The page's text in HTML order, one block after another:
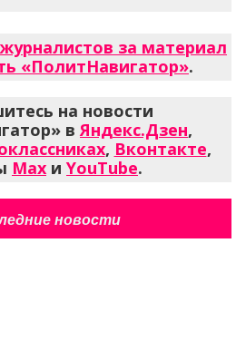
за материал
«ПолитНавигатор».
на новости
вЯндекс.Дзен,
, Вконтакте,
Max и YouTube.
новости